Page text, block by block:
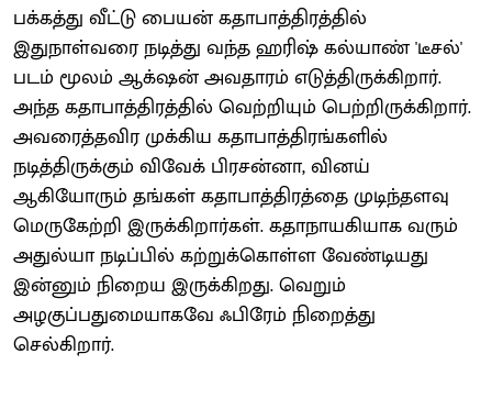
பக்கத்து வீட்டு பையன் கதாபாத்திரத்தில்
இதுநாள்வரை நடித்து வந்த ஹரிஷ் கல்யாண் 'டீசல்'
படம் மூலம் ஆக்‌ஷன் அவதாரம் எடுத்திருக்கிறார்.
அந்த கதாபாத்திரத்தில் வெற்றியும் பெற்றிருக்கிறார்.
அவரைத்தவிர முக்கிய கதாபாத்திரங்களில்
நடித்திருக்கும் விவேக் பிரசன்னா, வினய்
ஆகியோரும் தங்கள் கதாபாத்திரத்தை முடிந்தளவு
மெருகேற்றி இருக்கிறார்கள். கதாநாயகியாக வரும்
அதுல்யா நடிப்பில் கற்றுக்கொள்ள வேண்டியது
இன்னும் நிறைய இருக்கிறது. வெறும்
அழகுப்பதுமையாகவே ஃபிரேம் நிறைத்து
செல்கிறார்.